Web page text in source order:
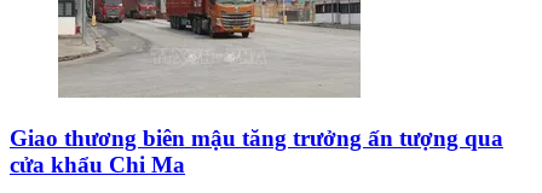
Giao thương biên mậu tăng trưởng ấn tượng qua
cửa khẩu Chi Ma